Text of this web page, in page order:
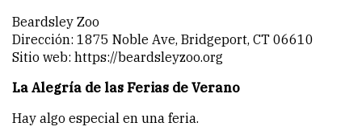
Beardsley Zoo
Dirección: 1875 Noble Ave, Bridgeport, CT 06610
Sitio web: https://beardsleyzoo.org
La Alegría de las Ferias de Verano
Hay algo especial en una feria.